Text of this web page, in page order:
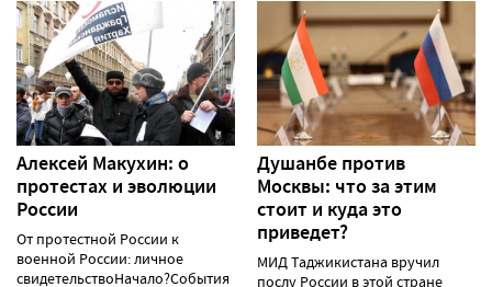
Алексей Макуxин: о
протестаx и эволюции
России
От протестной России к
военной России: личное
свидетельствоНачало?События
Душанбе против
Москвы: что за этим
стоит и куда это
приведет?
МИД Таджикистана вручил
послу России в этой стране